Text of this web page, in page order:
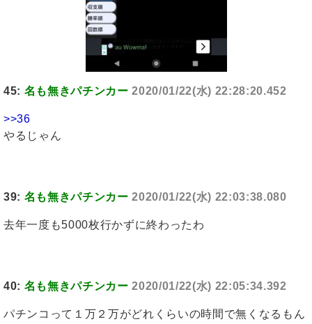
45: 名も無きパチンカー 2020/01/22(水) 22:28:20.452
>>36
やるじゃん
39: 名も無きパチンカー 2020/01/22(水) 22:03:38.080
去年一度も5000枚行かずに終わったわ
40: 名も無きパチンカー 2020/01/22(水) 22:05:34.392
パチンコって１万２万がどれくらいの時間で無くなるもん